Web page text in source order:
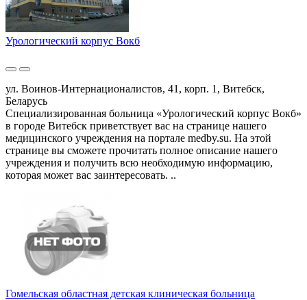
Урологический корпус Вокб
ул. Воинов-Интернационалистов, 41, корп. 1, Витебск,
Беларусь
Специализированная больница «Урологический корпус Вокб»
в городе Витебск приветствует вас на странице нашего
медицинского учреждения на портале medby.su. На этой
странице вы сможете прочитать полное описание нашего
учреждения и получить всю необходимую информацию,
которая может вас заинтересовать. ..
Гомельская областная детская клиническая больница